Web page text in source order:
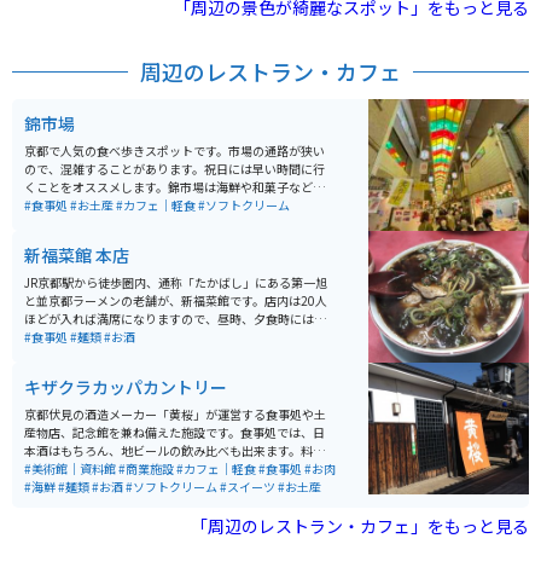
京都の絶景を楽しむことができます。
「周辺の景色が綺麗なスポット」をもっと見る
周辺のレストラン・カフェ
錦市場
京都で人気の食べ歩きスポットです。市場の通路が狭い
ので、混雑することがあります。祝日には早い時間に行
くことをオススメします。錦市場は海鮮や和菓子などが
充実していて、ソフトクリームやきゅうりの1本漬けな
#食事処 #お土産#カフェ｜軽食#ソフトクリーム
新福菜館 本店
JR京都駅から徒歩圏内、通称「たかばし」にある第一旭
と並京都ラーメンの老舗が、新福菜館です。店内は20人
ほどが入れば満席になりますので、昼時、夕食時には行
列待ちは覚悟しなければなりません。ここのラーメンは
の味の染みたチャーシューも美味しいです。
#食事処 #麺類#お酒
キザクラカッパカントリー
京都伏見の酒造メーカー「黄桜」が運営する食事処や土
産物店、記念館を兼ね備えた施設です。食事処では、日
本酒はもちろん、地ビールの飲み比べも出来ます。料理
もとっても美味しくて、特にかす汁は絶品です。飲んで
食べて、お土産も買える、伏見の酒蔵観光の際は、是非
#美術館｜資料館#商業施設#カフェ｜軽食#食事処 #お肉
#海鮮#麺類#お酒#ソフトクリーム#スイーツ #お土産
「周辺のレストラン・カフェ」をもっと見る